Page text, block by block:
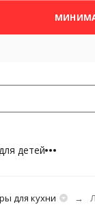
детей
для кухни